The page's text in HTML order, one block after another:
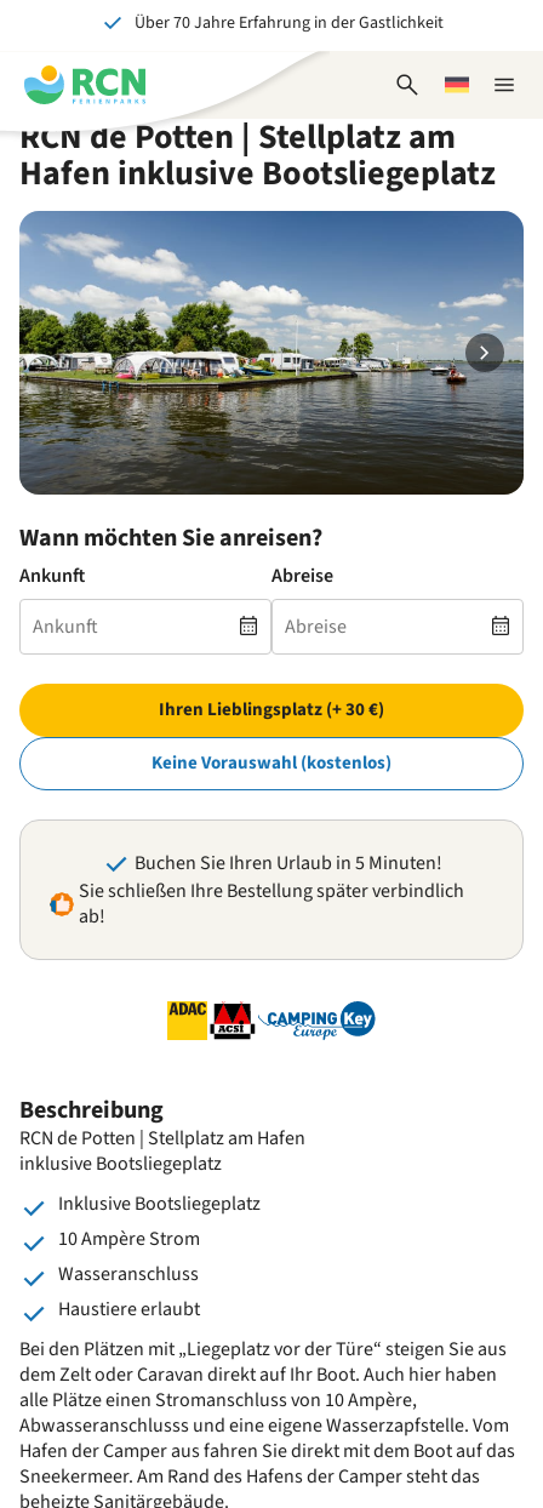
springen
springen
springen
springen
Über 70 Jahre Erfahrung in der Gastlichkeit
Ein tolles Erlebnis für Jung und Alt
Suchformular
Wählen
eine
Sprache
RCN de Potten | Stellplatz am
Hafen inklusive Bootsliegeplatz
Beschreibung
RCN de Potten | Stellplatz am Hafen
inklusive Bootsliegeplatz
Inklusive Bootsliegeplatz
10 Ampère Strom
Wasseranschluss
Haustiere erlaubt
Bei den Plätzen mit „Liegeplatz vor der Türe“ steigen Sie aus
dem Zelt oder Caravan direkt auf Ihr Boot. Auch hier haben
alle Plätze einen Stromanschluss von 10 Ampère,
Abwasseranschlusss und eine eigene Wasserzapfstelle. Vom
Hafen der Camper aus fahren Sie direkt mit dem Boot auf das
Sneekermeer. Am Rand des Hafens der Camper steht das
beheizte Sanitärgebäude.
Wann möchten Sie anreisen?
Ankunft Abreise
Ihren Lieblingsplatz (+ 30 €)
Keine Vorauswahl (kostenlos)
Buchen Sie Ihren Urlaub in 5 Minuten!
Sie schließen Ihre Bestellung später verbindlich
ab!